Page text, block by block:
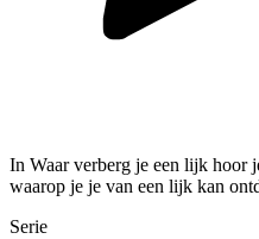
In Waar verberg je een lijk hoor
waarop je je van een lijk kan
Serie